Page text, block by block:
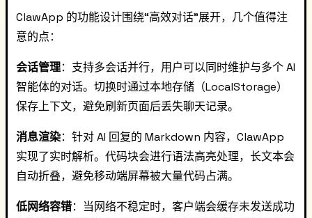
ClawApp 的功能设计围绕“高效对话”展开，几个值得注
意的点：
会话管理：支持多会话并行，用户可以同时维护与多个 AI
智能体的对话。切换时通过本地存储（LocalStorage）
保存上下文，避免刷新页面后丢失聊天记录。
消息渲染：针对 AI 回复的 Markdown 内容，ClawApp
实现了实时解析。代码块会进行语法高亮处理，长文本会
自动折叠，避免移动端屏幕被大量代码占满。
低网络容错：当网络不稳定时，客户端会缓存未发送成功